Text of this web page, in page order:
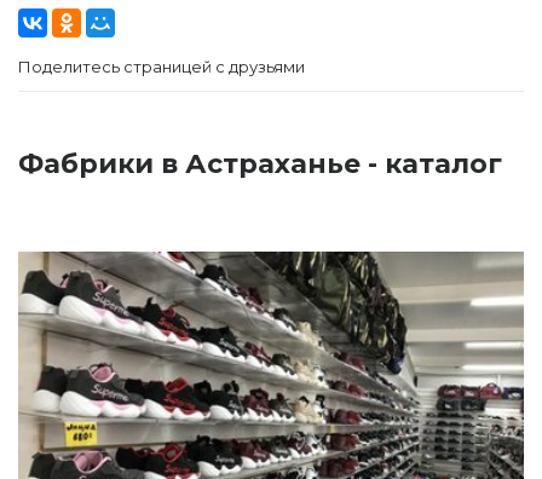
Поделитесь страницей с друзьями
Фабрики в Астраханье - каталог